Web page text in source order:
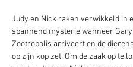
Judy en Nick raken verwikkeld in
spannend mysterie wanneer Gary
Zootropolis arriveert en de
op zijn kop zet. Om de zaak op te